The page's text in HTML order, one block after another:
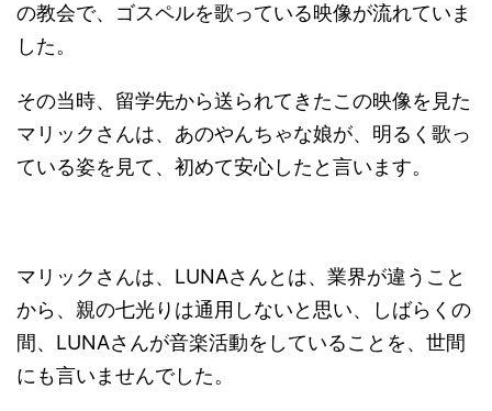
の教会で、ゴスペルを歌っている映像が流れていま
した。
その当時、留学先から送られてきたこの映像を見た
マリックさんは、あのやんちゃな娘が、明るく歌っ
ている姿を見て、初めて安心したと言います。
マリックさんは、LUNAさんとは、業界が違うこと
から、親の七光りは通用しないと思い、しばらくの
間、LUNAさんが音楽活動をしていることを、世間
にも言いませんでした。